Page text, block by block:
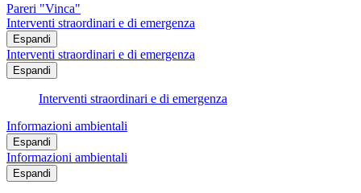
Pareri "Vinca"
Interventi straordinari e di emergenza
Espandi
Interventi straordinari e di emergenza
Espandi
Interventi straordinari e di emergenza
Informazioni ambientali
Espandi
Informazioni ambientali
Espandi